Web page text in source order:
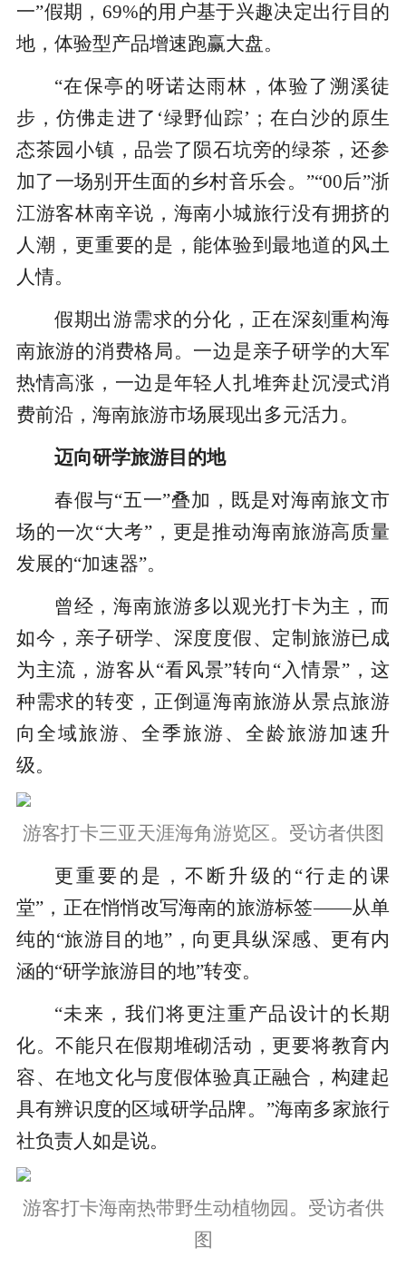
一”假期，69%的用户基于兴趣决定出行目的
地，体验型产品增速跑赢大盘。
“在保亭的呀诺达雨林，体验了溯溪徒
步，仿佛走进了‘绿野仙踪’；在白沙的原生
态茶园小镇，品尝了陨石坑旁的绿茶，还参
加了一场别开生面的乡村音乐会。”“00后”浙
江游客林南辛说，海南小城旅行没有拥挤的
人潮，更重要的是，能体验到最地道的风土
人情。
假期出游需求的分化，正在深刻重构海
南旅游的消费格局。一边是亲子研学的大军
热情高涨，一边是年轻人扎堆奔赴沉浸式消
费前沿，海南旅游市场展现出多元活力。
迈向研学旅游目的地
春假与“五一”叠加，既是对海南旅文市
场的一次“大考”，更是推动海南旅游高质量
发展的“加速器”。
曾经，海南旅游多以观光打卡为主，而
如今，亲子研学、深度度假、定制旅游已成
为主流，游客从“看风景”转向“入情景”，这
种需求的转变，正倒逼海南旅游从景点旅游
向全域旅游、全季旅游、全龄旅游加速升
级。
游客打卡三亚天涯海角游览区。受访者供图
更重要的是，不断升级的“行走的课
堂”，正在悄悄改写海南的旅游标签——从单
纯的“旅游目的地”，向更具纵深感、更有内
涵的“研学旅游目的地”转变。
“未来，我们将更注重产品设计的长期
化。不能只在假期堆砌活动，更要将教育内
容、在地文化与度假体验真正融合，构建起
具有辨识度的区域研学品牌。”海南多家旅行
社负责人如是说。
游客打卡海南热带野生动植物园。受访者供
图